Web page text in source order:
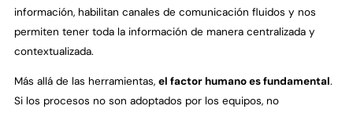
información, habilitan canales de comunicación fluidos y nos
permiten tener toda la información de manera centralizada y
contextualizada.
Más allá de las herramientas, el factor humano es fundamental.
Si los procesos no son adoptados por los equipos, no